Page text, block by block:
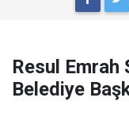
Resul Emrah
Belediye